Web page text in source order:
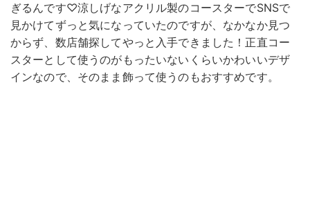
ぎるんです♡涼しげなアクリル製のコースターでSNSで
見かけてずっと気になっていたのですが、なかなか見つ
からず、数店舗探してやっと入手できました！正直コー
スターとして使うのがもったいないくらいかわいいデザ
インなので、そのまま飾って使うのもおすすめです。